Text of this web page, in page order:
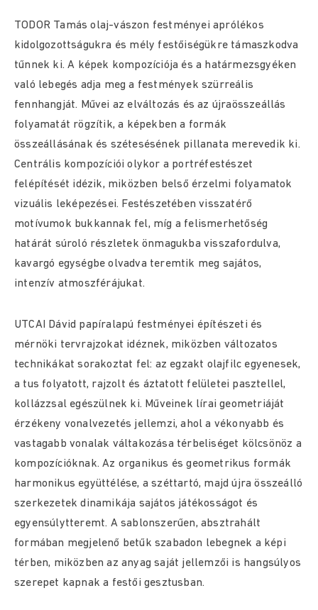
TODOR Tamás olaj-vászon festményei aprólékos
kidolgozottságukra és mély festőiségükre támaszkodva
tűnnek ki. A képek kompozíciója és a határmezsgyéken
való lebegés adja meg a festmények szürreális
fennhangját. Művei az elváltozás és az újraösszeállás
folyamatát rögzítik, a képekben a formák
összeállásának és szétesésének pillanata merevedik ki.
Centrális kompozíciói olykor a portréfestészet
felépítését idézik, miközben belső érzelmi folyamatok
vizuális leképezései. Festészetében visszatérő
motívumok bukkannak fel, míg a felismerhetőség
határát súroló részletek önmagukba visszafordulva,
kavargó egységbe olvadva teremtik meg sajátos,
intenzív atmoszférájukat.
UTCAI Dávid papíralapú festményei építészeti és
mérnöki tervrajzokat idéznek, miközben változatos
technikákat sorakoztat fel: az egzakt olajfilc egyenesek,
a tus folyatott, rajzolt és áztatott felületei pasztellel,
kollázzsal egészülnek ki. Műveinek lírai geometriáját
érzékeny vonalvezetés jellemzi, ahol a vékonyabb és
vastagabb vonalak váltakozása térbeliséget kölcsönöz a
kompozícióknak. Az organikus és geometrikus formák
harmonikus együttélése, a széttartó, majd újra összeálló
szerkezetek dinamikája sajátos játékosságot és
egyensúlytteremt. A sablonszerűen, absztrahált
formában megjelenő betűk szabadon lebegnek a képi
térben, miközben az anyag saját jellemzői is hangsúlyos
szerepet kapnak a festői gesztusban.